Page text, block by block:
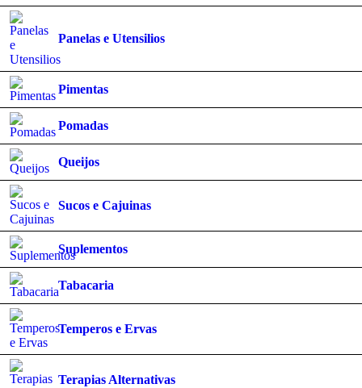
Panelas e Utensilios
Pimentas
Pomadas
Queijos
Sucos e Cajuinas
Suplementos
Tabacaria
Temperos e Ervas
Terapias Alternativas